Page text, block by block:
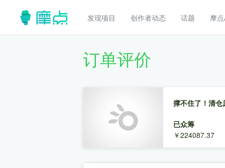
发现项目 创作者动态 话题 摩
订单评价
撑不住了！清
已众筹
￥224087.37